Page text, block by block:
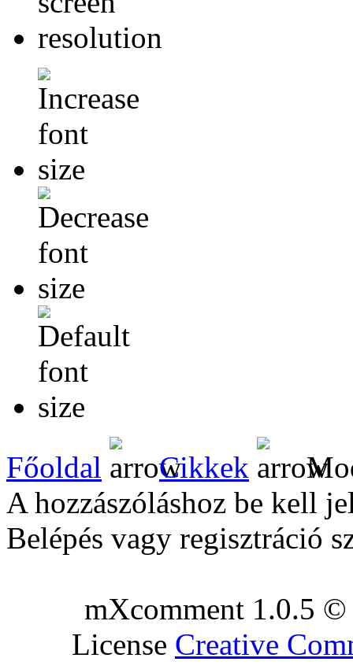
Főoldal Cikkek
A hozzászóláshoz be kell
Belépés vagy regisztráció
mXcomment 1.0.5
License Creative